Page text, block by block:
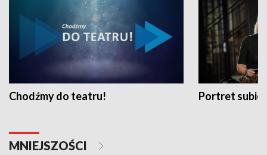
Chodźmy do teatru! Portret
MNIEJSZOŚCI